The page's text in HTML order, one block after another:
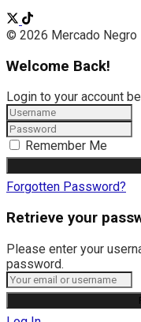
© 2026 Mercado Negro
Welcome Back!
Login to your account
Remember Me
Forgotten Password?
Retrieve your
Please enter your
password.